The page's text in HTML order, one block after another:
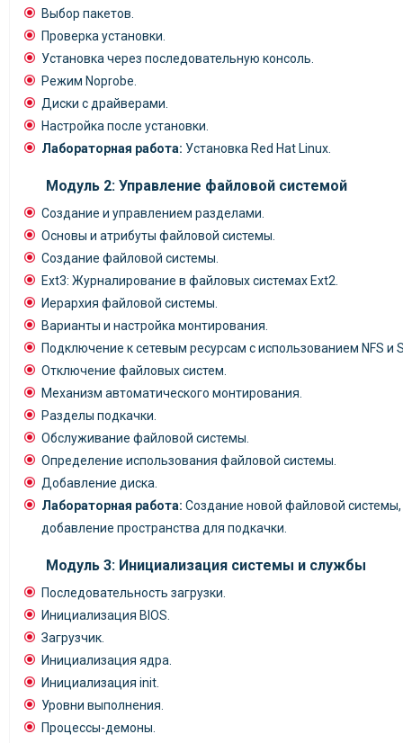
Выбор пакетов.
Проверка установки.
Установка через последовательную консоль.
Режим Noprobe.
Диски с драйверами.
Настройка после установки.
Лабораторная работа: Установка Red Hat Linux.
Модуль 2: Управление файловой системой
Создание и управлением разделами.
Основы и атрибуты файловой системы.
Создание файловой системы.
Ext3: Журналирование в файловых системах Ext2.
Иерархия файловой системы.
Варианты и настройка монтирования.
Подключение к сетевым ресурсам с использованием NFS и
Отключение файловых систем.
Механизм автоматического монтирования.
Разделы подкачки.
Обслуживание файловой системы.
Определение использования файловой системы.
Добавление диска.
Лабораторная работа: Создание новой файловой
добавление пространства для подкачки.
Модуль 3: Инициализация системы и службы
Последовательность загрузки.
Инициализация BIOS.
Загрузчик.
Инициализация ядра.
Инициализация init.
Уровни выполнения.
Процессы-демоны.